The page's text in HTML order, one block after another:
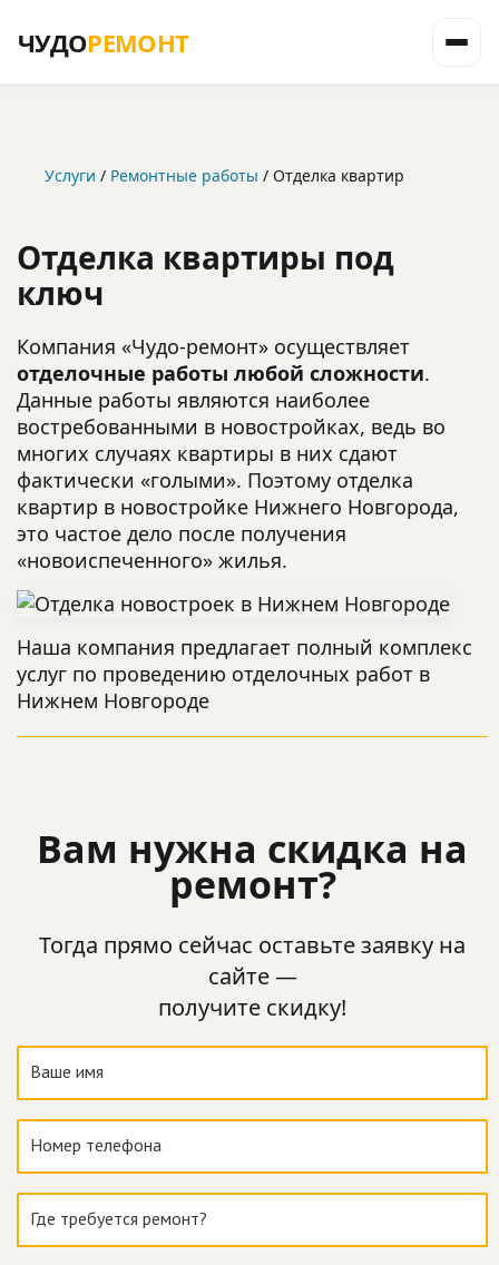
ЧУДОРЕМОНТ
Услуги Ремонтные работы Отделка квартир
Отделка квартиры под
ключ
Компания «Чудо-ремонт» осуществляет
отделочные работы любой сложности.
Данные работы являются наиболее
востребованными в новостройках, ведь во
многих случаях квартиры в них сдают
фактически «голыми». Поэтому отделка
квартир в новостройке Нижнего Новгорода,
это частое дело после получения
«новоиспеченного» жилья.
Наша компания предлагает полный комплекс
услуг по проведению отделочных работ в
Нижнем Новгороде
Вам нужна скидка на
ремонт?
Тогда прямо сейчас оставьте заявку на
сайте —
получите скидку!